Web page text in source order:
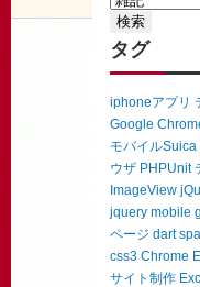
タグ
iphoneアプリ
Google
モバイルSuica
ウザ PHPUnit
ImageView
jquery mobile
ページ dart
css3 Chrome
サイト制作